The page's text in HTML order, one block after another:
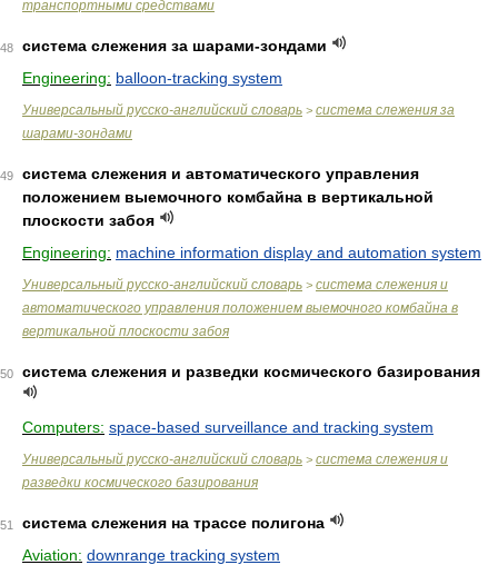
транспортными средствами
48
система слежения за шарами-зондами
Engineering: balloon-tracking system
Универсальный русско-английский словарь > система слежения за
шарами-зондами
49
система слежения и автоматического управления
положением выемочного комбайна в вертикальной
плоскости забоя
Engineering: machine information display and automation system
Универсальный русско-английский словарь > система слежения и
автоматического управления положением выемочного комбайна в
вертикальной плоскости забоя
50 система слежения и разведки космического базирования
Computers: space-based surveillance and tracking system
Универсальный русско-английский словарь > система слежения и
разведки космического базирования
51
система слежения на трассе полигона
Aviation: downrange tracking system